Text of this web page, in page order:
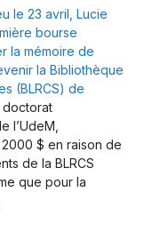
le 23 avril, Lucie
bourse
la mémoire de
la Bibliothèque
(BLRCS) de
doctorat
l’UdeM,
$ en raison de
de la BLRCS
que pour la